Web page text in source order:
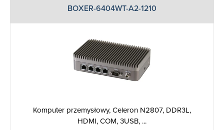
BOXER-6404WT-A2-1210
Komputer przemysłowy, Celeron N2807, DDR3L,
HDMI, COM, 3USB, ...